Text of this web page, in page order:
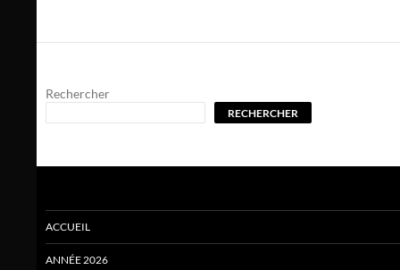
Rechercher
RECHERCHER
ACCUEIL
ANNÉE 2026